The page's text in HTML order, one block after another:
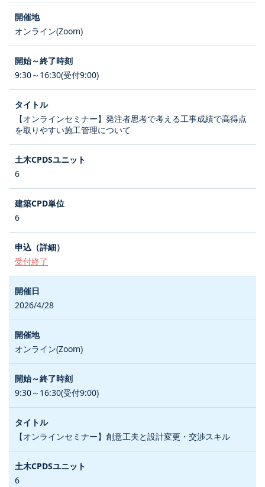
オンライン(Zoom)
9:30～16:30(受付9:00)
【オンラインセミナー】発注者思考で考える工事成績で高得点
を取りやすい施工管理について
6
6
受付終了
2026/4/28
オンライン(Zoom)
9:30～16:30(受付9:00)
【オンラインセミナー】創意工夫と設計変更・交渉スキル
6